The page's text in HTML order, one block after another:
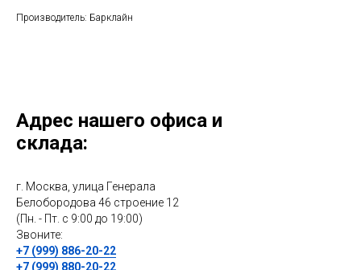
Производитель: Барклайн
Адрес нашего офиса и
склада:
г. Москва, улица Генерала
Белобородова 46 строение 12
(Пн. - Пт. с 9:00 до 19:00)
Звоните:
+7 (999) 886-20-22
+7 (999) 880-20-22